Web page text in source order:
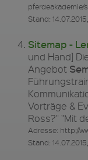
pferdeakademie/
Stand:
Sitemap -
und Hand]
Angebot
Vorträge &
Ross?" "Mit
Adresse: http://
Stand: